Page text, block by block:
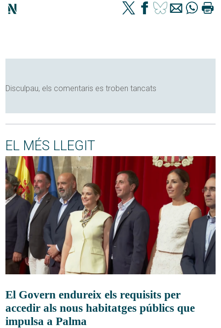
Disculpau, els comentaris es troben tancats
EL MÉS LLEGIT
El Govern endureix els requisits per
accedir als nous habitatges públics que
impulsa a Palma